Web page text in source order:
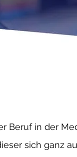
Beruf in der
sich ganz